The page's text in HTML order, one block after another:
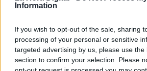
Information
If you wish to opt-out of the sale, sharing
processing of your personal or sensitive
targeted advertising by us, please use the
section to confirm your selection. Please